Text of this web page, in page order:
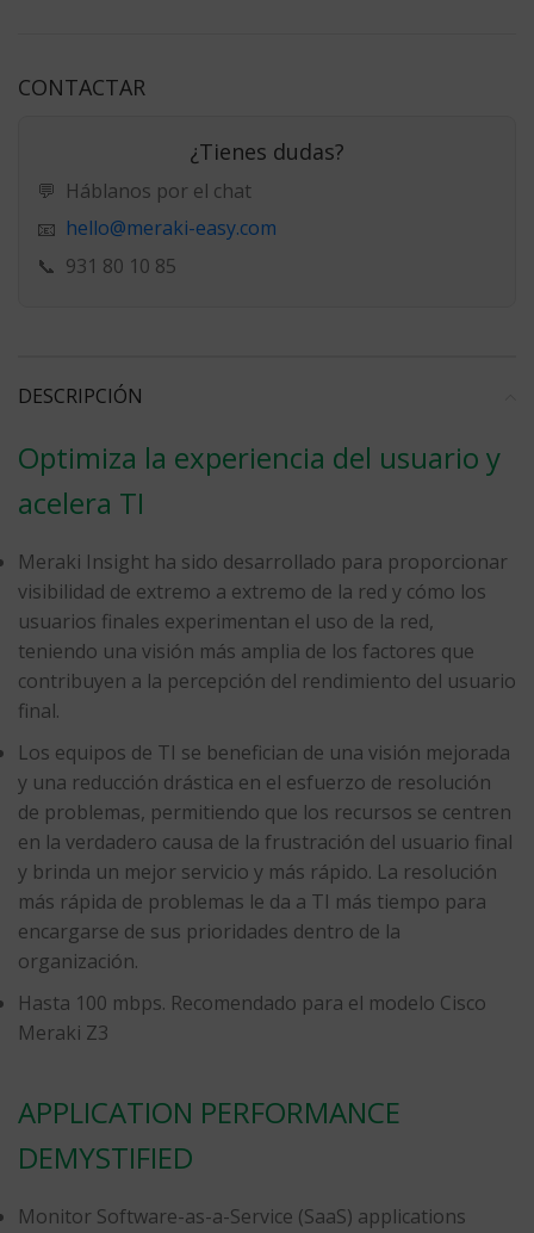
CONTACTAR
¿Tienes dudas?
💬 Háblanos por el chat
📧 hello@meraki-easy.com
📞 931 80 10 85
DESCRIPCIÓN
Optimiza la experiencia del usuario y
acelera TI
Meraki Insight ha sido desarrollado para proporcionar
visibilidad de extremo a extremo de la red y cómo los
usuarios finales experimentan el uso de la red,
teniendo una visión más amplia de los factores que
contribuyen a la percepción del rendimiento del usuario
final.
Los equipos de TI se benefician de una visión mejorada
y una reducción drástica en el esfuerzo de resolución
de problemas, permitiendo que los recursos se centren
en la verdadero causa de la frustración del usuario final
y brinda un mejor servicio y más rápido. La resolución
más rápida de problemas le da a TI más tiempo para
encargarse de sus prioridades dentro de la
organización.
Hasta 100 mbps. Recomendado para el modelo Cisco
Meraki Z3
APPLICATION PERFORMANCE
DEMYSTIFIED
Monitor Software-as-a-Service (SaaS) applications